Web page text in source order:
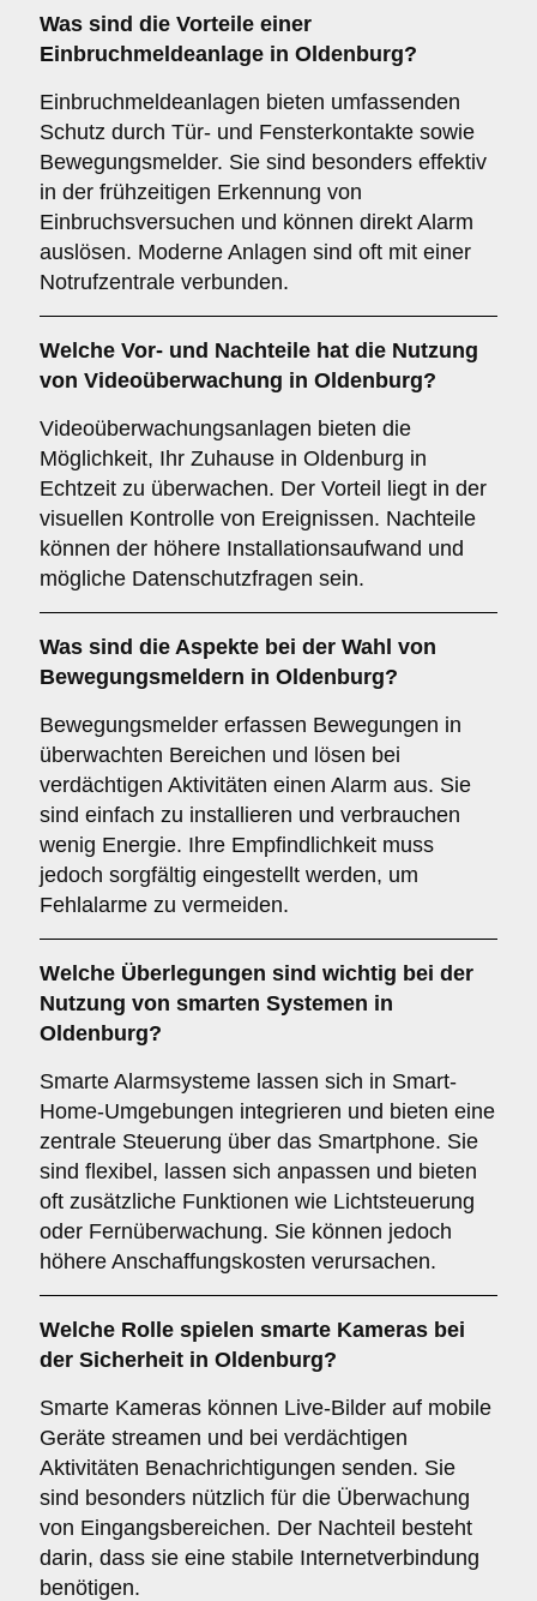
Was sind die Vorteile einer
Einbruchmeldeanlage in Oldenburg?
Einbruchmeldeanlagen bieten umfassenden
Schutz durch Tür- und Fensterkontakte sowie
Bewegungsmelder. Sie sind besonders effektiv
in der frühzeitigen Erkennung von
Einbruchsversuchen und können direkt Alarm
auslösen. Moderne Anlagen sind oft mit einer
Notrufzentrale verbunden.
Welche Vor- und Nachteile hat die Nutzung
von Videoüberwachung in Oldenburg?
Videoüberwachungsanlagen bieten die
Möglichkeit, Ihr Zuhause in Oldenburg in
Echtzeit zu überwachen. Der Vorteil liegt in der
visuellen Kontrolle von Ereignissen. Nachteile
können der höhere Installationsaufwand und
mögliche Datenschutzfragen sein.
Was sind die Aspekte bei der Wahl von
Bewegungsmeldern in Oldenburg?
Bewegungsmelder erfassen Bewegungen in
überwachten Bereichen und lösen bei
verdächtigen Aktivitäten einen Alarm aus. Sie
sind einfach zu installieren und verbrauchen
wenig Energie. Ihre Empfindlichkeit muss
jedoch sorgfältig eingestellt werden, um
Fehlalarme zu vermeiden.
Welche Überlegungen sind wichtig bei der
Nutzung von smarten Systemen in
Oldenburg?
Smarte Alarmsysteme lassen sich in Smart-
Home-Umgebungen integrieren und bieten eine
zentrale Steuerung über das Smartphone. Sie
sind flexibel, lassen sich anpassen und bieten
oft zusätzliche Funktionen wie Lichtsteuerung
oder Fernüberwachung. Sie können jedoch
höhere Anschaffungskosten verursachen.
Welche Rolle spielen smarte Kameras bei
der Sicherheit in Oldenburg?
Smarte Kameras können Live-Bilder auf mobile
Geräte streamen und bei verdächtigen
Aktivitäten Benachrichtigungen senden. Sie
sind besonders nützlich für die Überwachung
von Eingangsbereichen. Der Nachteil besteht
darin, dass sie eine stabile Internetverbindung
benötigen.